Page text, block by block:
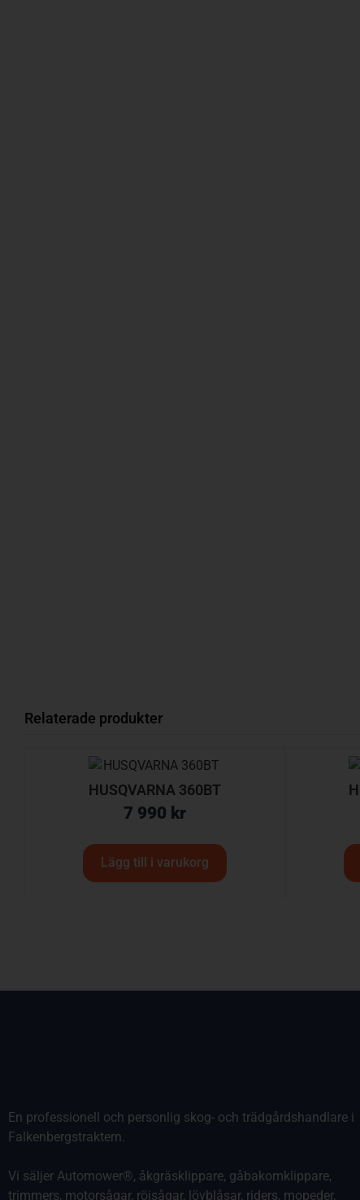
Relaterade produkter
HUSQVARNA 360BT
7 990 kr
Lägg till i varukorg
En professionell och personlig skog- och trädgårdshandlare i
Falkenbergstraktern.
Vi säljer Automower®, åkgräsklippare, gåbakomklippare,
trimmers, motorsågar, röjsågar, lövblåsar, riders, mopeder,